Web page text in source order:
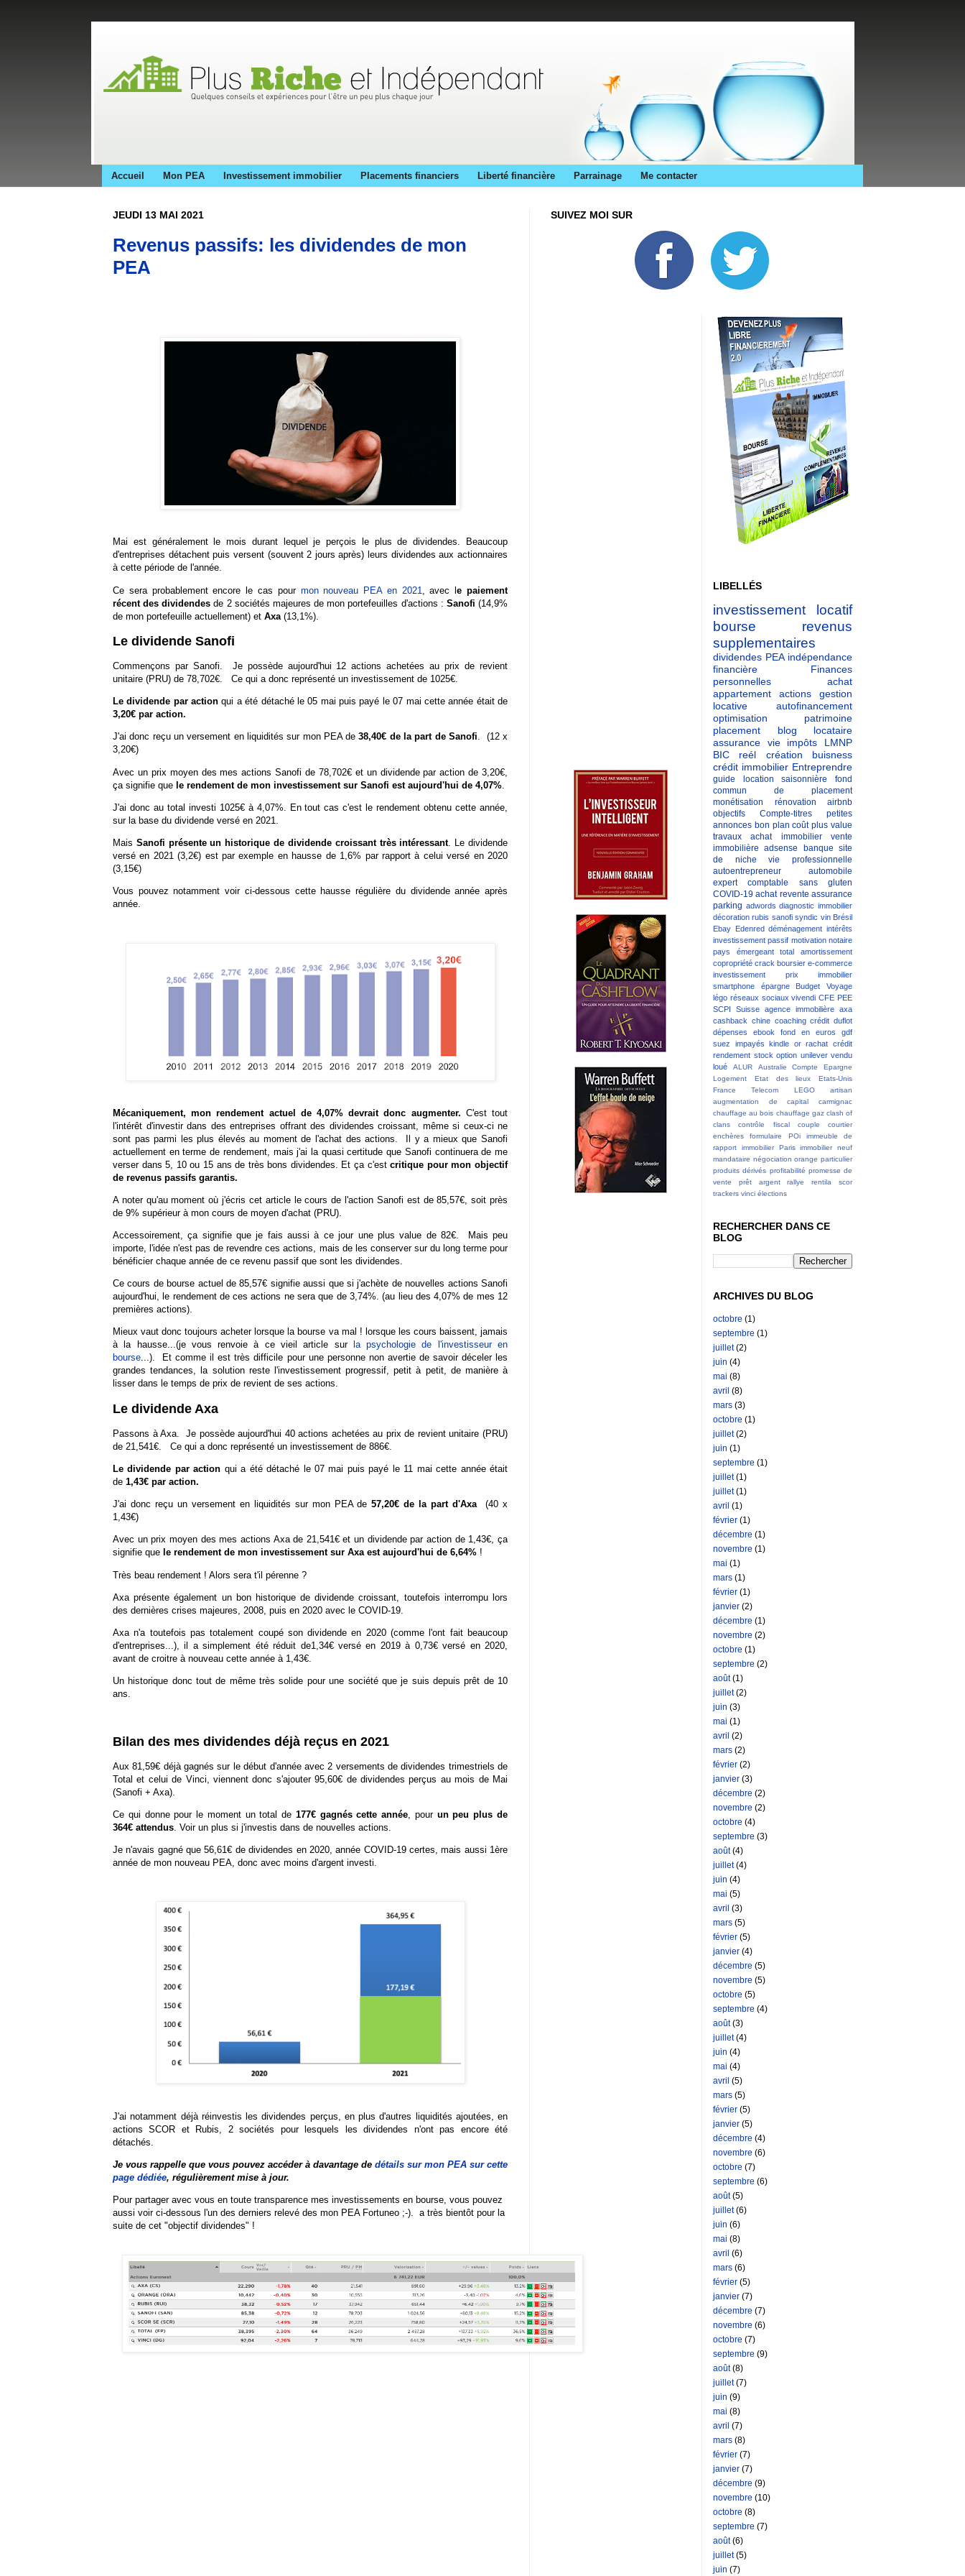
Accueil Mon PEA Investissement immobilier Placements financiers Liberté financière Parrainage Me contacter
JEUDI 13 MAI 2021
Revenus passifs: les dividendes de mon
PEA
Mai est généralement le mois durant lequel je perçois le plus de dividendes. Beaucoup
d'entreprises détachent puis versent (souvent 2 jours après) leurs dividendes aux actionnaires
à cette période de l'année.
Ce sera probablement encore le cas pour mon nouveau PEA en 2021 , avec le paiement
récent des dividendes de 2 sociétés majeures de mon portefeuilles d'actions : Sanofi(14,9%
de mon portefeuille actuellement) et Axa (13,1%).
Le dividende Sanofi
Commençons par Sanofi. Je possède aujourd'hui 12 actions achetées au prix de revient
unitaire (PRU) de 78,702€. Ce qui a donc représenté un investissement de 1025€.
Le dividende par action qui a été détaché le 05 mai puis payé le 07 mai cette année était de
3,20€ par action.
J'ai donc reçu un versement en liquidités sur mon PEA de38,40€ de la part de Sanofi. (12 x
3,20€)
Avec un prix moyen des mes actions Sanofi de 78,702€ et un dividende par action de 3,20€,
ça signifie que le rendement de mon investissement sur Sanofi est aujourd'hui de 4,07%
J'ai donc au total investi 1025€ à 4,07%. En tout cas c'est le rendement obtenu cette année,
sur la base du dividende versé en 2021.
Mais Sanofi présente un historique de dividende croissant très intéressant. Le dividende
versé en 2021 (3,2€) est par exemple en hausse de 1,6% par rapport à celui versé en 2020
(3,15€)
Vous pouvez notamment voir ci-dessous cette hausse régulière du dividende année après
année.
Mécaniquement, mon rendement actuel de 4,07% devrait donc augmenter. C'est tout
l'intérêt d'investir dans des entreprises offrant des dividendes croissant, même si ceux-ci ne
sont pas parmi les plus élevés au moment de l'achat des actions. Il y a mieux que Sanofi
actuellement en terme de rendement, mais j'ai la quasi certitude que Sanofi continuera de me
verser dans 5, 10 ou 15 ans de très bons dividendes. Et ça c'estcritique pour mon objectif
de revenus passifs garantis.
A noter qu'au moment où j'écris cet article le cours de l'action Sanofi est de 85,57€, soit près
de 9% supérieur à mon cours de moyen d'achat (PRU).
Accessoirement, ça signifie que je fais aussi à ce jour une plus value de 82€. Mais peu
importe, l'idée n'est pas de revendre ces actions, mais de les conserver sur du long terme pour
bénéficier chaque année de ce revenu passif que sont les dividendes.
Ce cours de bourse actuel de 85,57€ signifie aussi que si j'achète de nouvelles actions Sanofi
aujourd'hui, le rendement de ces actions ne sera que de 3,74%. (au lieu des 4,07% de mes 12
premières actions).
Mieux vaut donc toujours acheter lorsque la bourse va mal ! lorsque les cours baissent, jamais
à la hausse...(je vous renvoie à ce vieil article sur
la psychologie de l'investisseur en
bourse...). Et comme il est très difficile pour une personne non avertie de savoir déceler les
grandes tendances, la solution reste l'investissement progressif, petit à petit, de manière à
lisser dans le temps de prix de revient de ses actions.
Le dividende Axa
Passons à Axa. Je possède aujourd'hui 40 actions achetées au prix de revient unitaire (PRU)
de 21,541€. Ce qui a donc représenté un investissement de 886€.
Le dividende par action qui a été détaché le 07 mai puis payé le 11 mai cette année était
de 1,43€ par action.
J'ai donc reçu un versement en liquidités sur mon PEA de57,20€ de la part d'Axa(40 x
1,43€)
Avec un prix moyen des mes actions Axa de 21,541€ et un dividende par action de 1,43€, ça
signifie que le rendement de mon investissement sur Axa est aujourd'hui de 6,64% !
Très beau rendement ! Alors sera t'il pérenne ?
Axa présente également un bon historique de dividende croissant, toutefois interrompu lors
des dernières crises majeures, 2008, puis en 2020 avec le COVID-19.
Axa n'a toutefois pas totalement coupé son dividende en 2020 (comme l'ont fait beaucoup
d'entreprises...), il a simplement été réduit de1,34€ versé en 2019 à 0,73€ versé en 2020,
avant de croitre à nouveau cette année à 1,43€.
Un historique donc tout de même très solide pour une société que je suis depuis prêt de 10
ans.
Bilan des mes dividendes déjà reçus en 2021
Aux 81,59€ déjà gagnés sur le début d'année avec 2 versements de dividendes trimestriels de
Total et celui de Vinci, viennent donc s'ajouter 95,60€ de dividendes perçus au mois de Mai
(Sanofi + Axa).
Ce qui donne pour le moment un total de 177€ gagnés cette année , pour un peu plus de
364€ attendus . Voir un plus si j'investis dans de nouvelles actions.
Je n'avais gagné que 56,61€ de dividendes en 2020, année COVID-19 certes, mais aussi 1ère
année de mon nouveau PEA, donc avec moins d'argent investi.
J'ai notamment déjà réinvestis les dividendes perçus, en plus d'autres liquidités ajoutées, en
actions SCOR et Rubis, 2 sociétés pour lesquels les dividendes n'ont pas encore été
détachés.
Je vous rappelle que vous pouvez accéder à davantage de détails sur mon PEA sur cette
page dédiée, régulièrement mise à jour.
Pour partager avec vous en toute transparence mes investissements en bourse, vous pouvez
aussi voir ci-dessous l'un des derniers relevé des mon PEA Fortuneo ;-). a très bientôt pour la
suite de cet "objectif dividendes" !
SUIVEZ MOI SUR
LIBELLÉS
investissement locatif
bourse
revenus
supplementaires
dividendes PEA indépendance
financière
Finances
personnelles
achat
appartement
actions
gestion
locative
autofinancement
optimisation patrimoine
placement
blog
locataire
assurance vie
impôts
LMNP
BIC reél
création buisness
crédit immobilier Entreprendre
guide location saisonnière
fond
commun de placement
monétisation
rénovation
airbnb
objectifs
Compte-titres
petites
annonces bon plan coût plus value
travaux
achat immobilier
vente
immobilière adsense banque site
de niche
vie professionnelle
autoentrepreneur
automobile
expert comptable
sans gluten
COVID-19 achat revente assurance
parking adwords diagnostic immobilier
décoration rubis sanofi syndic vin Brésil
Ebay Edenred déménagement intérêts
investissement passif motivation notaire
pays émergeant
total
amortissement
copropriété crack boursier e-commerce
investissement
prix immobilier
smartphone
épargne Budget
Voyage
légo réseaux sociaux vivendi CFE PEE
SCPI
Suisse agence immobilière axa
cashback chine coaching crédit duflot
dépenses
ebook fond en euros
gdf
suez
impayés kindle or rachat crédit
rendement stock option unilever vendu
loué
ALUR Australie
Compte Epargne
Logement
Etat des lieux
Etats-Unis
France Telecom
LEGO
artisan
augmentation de capital
carmignac
chauffage au bois chauffage gaz clash of
clans
contrôle fiscal couple
courtier
enchères
formulaire POi
immeuble de
rapport
immobilier Paris
immobilier neuf
mandataire négociation orange particulier
produits dérivés profitabilité promesse de
vente
prêt argent rallye rentila
scor
trackers vinci élections
RECHERCHER DANS CE
BLOG
ARCHIVES DU BLOG
octobre (1)
septembre (1)
juillet(2)
juin (4)
mai (8)
avril (8)
mars (3)
octobre (1)
juillet(2)
juin (1)
septembre (1)
juillet(1)
juillet(1)
avril (1)
février (1)
décembre (1)
novembre (1)
mai (1)
mars (1)
février (1)
janvier (2)
décembre (1)
novembre (2)
octobre (1)
septembre (2)
août(1)
juillet(2)
juin (3)
mai (1)
avril (2)
mars (2)
février (2)
janvier (3)
décembre (2)
novembre (2)
octobre (4)
septembre (3)
août(4)
juillet(4)
juin (4)
mai (5)
avril (3)
mars (5)
février (5)
janvier (4)
décembre (5)
novembre (5)
octobre (5)
septembre (4)
août(3)
juillet(4)
juin (4)
mai (4)
avril (5)
mars (5)
février (5)
janvier (5)
décembre (4)
novembre (6)
octobre (7)
septembre (6)
août(5)
juillet(6)
juin (6)
mai (8)
avril (6)
mars (6)
février (5)
janvier (7)
décembre (7)
novembre (6)
octobre (7)
septembre (9)
août(8)
juillet(7)
juin (9)
mai (8)
avril (7)
mars (8)
février (7)
janvier (7)
décembre (9)
novembre (10)
octobre (8)
septembre (7)
août(6)
juillet(5)
juin (7)